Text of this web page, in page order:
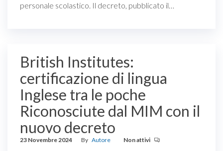
personale scolastico. Il decreto, pubblicato il…
British Institutes:
certificazione di lingua
Inglese tra le poche
Riconosciute dal MIM con il
nuovo decreto
23 Novembre 2024 By Autore Non attivi